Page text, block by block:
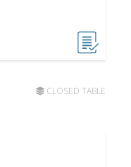
CLOSED TABLE